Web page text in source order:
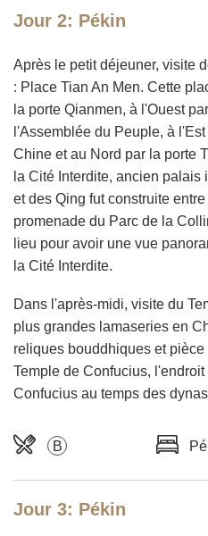
Jour 2: Pékin
Après le petit déjeuner, visite
: Place Tian An Men. Cette
la porte Qianmen, à l'Ouest
l'Assemblée du Peuple, à
Chine et au Nord par la porte
la Cité Interdite, ancien
et des Qing fut construite
promenade du Parc de la
lieu pour avoir une vue
la Cité Interdite.
Dans l'après-midi, visite du
plus grandes lamaseries en
reliques bouddhiques et
Temple de Confucius,
Confucius au temps des
B
Jour 3: Pékin